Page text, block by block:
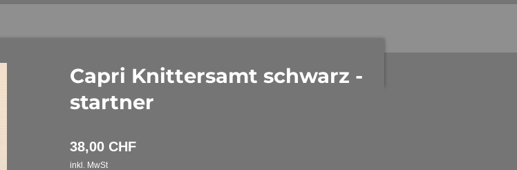
Capri Knittersamt schwarz -
startner
38,00 CHF
inkl. MwSt